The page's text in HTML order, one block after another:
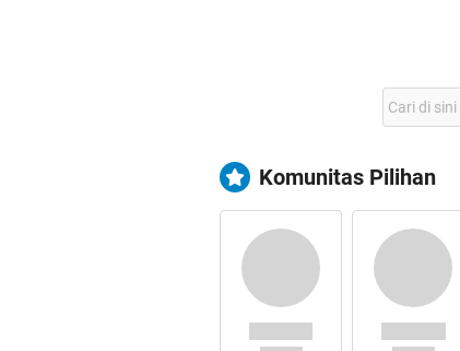
Komunitas Pilihan